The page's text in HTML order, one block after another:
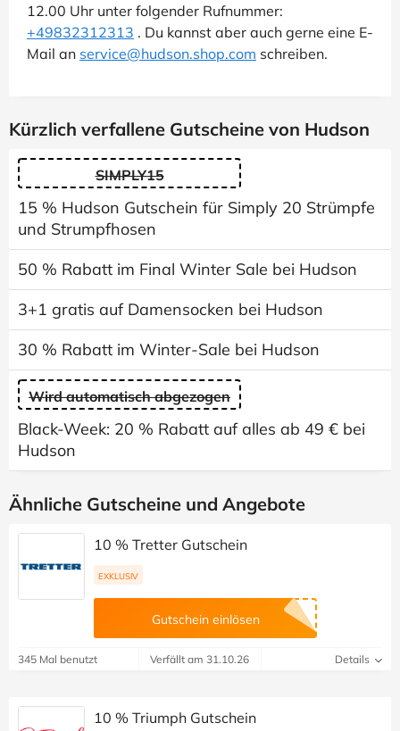
12.00 Uhr unter folgender Rufnummer:
+49832312313 . Du kannst aber auch gerne eine E-
Mail an service@hudson.shop.com schreiben.
Kürzlich verfallene Gutscheine von Hudson
SIMPLY15
15 % Hudson Gutschein für Simply 20 Strümpfe
und Strumpfhosen
50 % Rabatt im Final Winter Sale bei Hudson
3+1 gratis auf Damensocken bei Hudson
30 % Rabatt im Winter-Sale bei Hudson
Wird automatisch abgezogen
Black-Week: 20 % Rabatt auf alles ab 49 € bei
Hudson
Ähnliche Gutscheine und Angebote
10 % Tretter Gutschein
EXKLUSIV
Gutschein einlösen
345 Mal benutzt Verfällt am 31.10.26 Details
10 % Triumph Gutschein